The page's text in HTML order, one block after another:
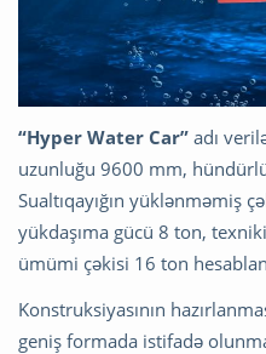
“Hyper Water Car” adı
uzunluğu 9600 mm,
Sualtıqayığın yüklənməmiş
yükdaşıma gücü 8 ton,
ümümi çəkisi 16 ton
Konstruksiyasının
geniş formada istifadə